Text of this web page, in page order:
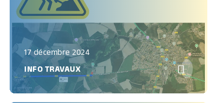
17 décembre 2024
INFO TRAVAUX
